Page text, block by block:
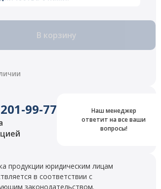
В корзину
99-77
Наш менеджер
ответит на все ваши
вопросы!
продукции юридическим лицам
в соответствии с
законодательством.